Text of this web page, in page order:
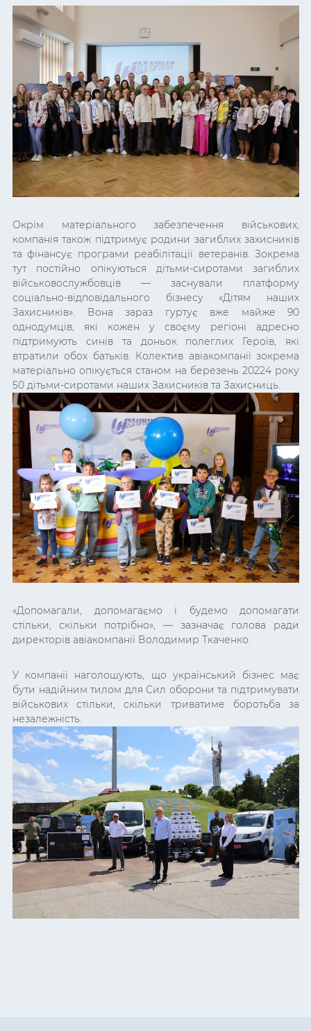
Окрім матеріального забезпечення військових,
компанія також підтримує родини загиблих захисників
та фінансує програми реабілітації ветеранів. Зокрема
тут постійно опікуються дітьми-сиротами загиблих
військовослужбовців — заснували платформу
соціально-відповідального бізнесу «Дітям наших
Захисників». Вона зараз гуртує вже майже 90
однодумців, які кожен у своєму регіоні адресно
підтримують синів та доньок полеглих Героїв, які
втратили обох батьків. Колектив авіакомпанії зокрема
матеріально опікується станом на березень 20224 року
50 дітьми-сиротами наших Захисників та Захисниць.
«Допомагали, допомагаємо і будемо допомагати
стільки, скільки потрібно», — зазначає голова ради
директорів авіакомпанії Володимир Ткаченко.
У компанії наголошують, що український бізнес має
бути надійним тилом для Сил оборони та підтримувати
військових стільки, скільки триватиме боротьба за
незалежність.